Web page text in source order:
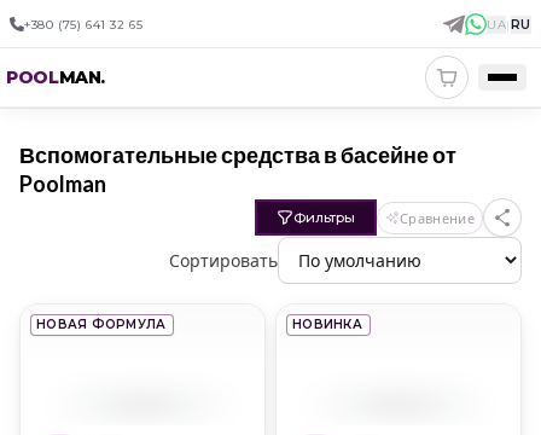
+380 (75) 641 32 65 UA|RU
POOLMAN.
Вспомогательные средства в басейне от
Poolman
Фильтры Сравнение
Сортировать
НОВАЯ ФОРМУЛА НОВИНКА